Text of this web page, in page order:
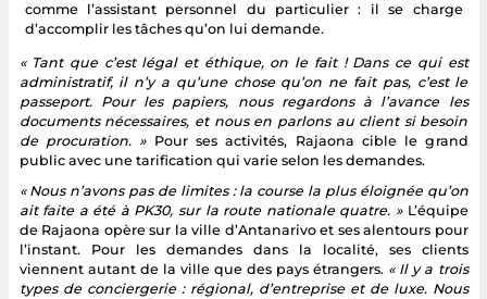
comme l’assistant personnel du particulier : il se charge
d’accomplir les tâches qu’on lui demande.
« Tant que c’est légal et éthique, on le fait ! Dans ce qui est
administratif, il n’y a qu’une chose qu’on ne fait pas, c’est le
passeport. Pour les papiers, nous regardons à l’avance les
documents nécessaires, et nous en parlons au client si besoin
de procuration. » Pour ses activités, Rajaona cible le grand
public avec une tarification qui varie selon les demandes.
« Nous n’avons pas de limites : la course la plus éloignée qu’on
ait faite a été à PK30, sur la route nationale quatre. »L’équipe
de Rajaona opère sur la ville d’Antanarivo et ses alentours pour
l’instant. Pour les demandes dans la localité, ses clients
viennent autant de la ville que des pays étrangers. « Il y a trois
types de conciergerie : régional, d’entreprise et de luxe. Nous